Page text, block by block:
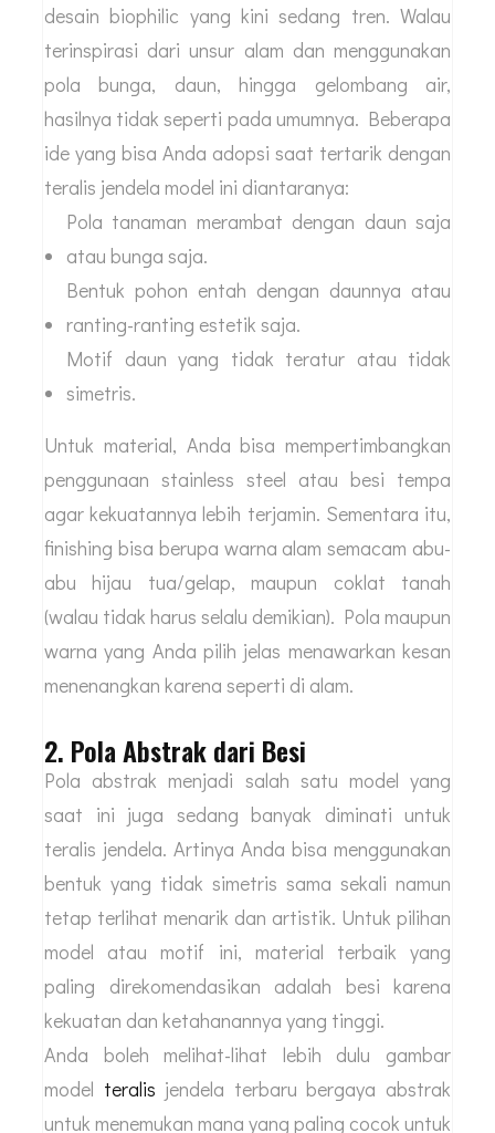
desain biophilic yang kini sedang tren. Walau
terinspirasi dari unsur alam dan menggunakan
pola bunga, daun, hingga gelombang air,
hasilnya tidak seperti pada umumnya. Beberapa
ide yang bisa Anda adopsi saat tertarik dengan
teralis jendela model ini diantaranya:
Pola tanaman merambat dengan daun saja
atau bunga saja.
Bentuk pohon entah dengan daunnya atau
ranting-ranting estetik saja.
Motif daun yang tidak teratur atau tidak
simetris.
Untuk material, Anda bisa mempertimbangkan
penggunaan stainless steel atau besi tempa
agar kekuatannya lebih terjamin. Sementara itu,
finishing bisa berupa warna alam semacam abu-
abu hijau tua/gelap, maupun coklat tanah
(walau tidak harus selalu demikian). Pola maupun
warna yang Anda pilih jelas menawarkan kesan
menenangkan karena seperti di alam.
2. Pola Abstrak dari Besi
Pola abstrak menjadi salah satu model yang
saat ini juga sedang banyak diminati untuk
teralis jendela. Artinya Anda bisa menggunakan
bentuk yang tidak simetris sama sekali namun
tetap terlihat menarik dan artistik. Untuk pilihan
model atau motif ini, material terbaik yang
paling direkomendasikan adalah besi karena
kekuatan dan ketahanannya yang tinggi.
Anda boleh melihat-lihat lebih dulu gambar
model teralis jendela terbaru bergaya abstrak
untuk menemukan mana yang paling cocok untuk